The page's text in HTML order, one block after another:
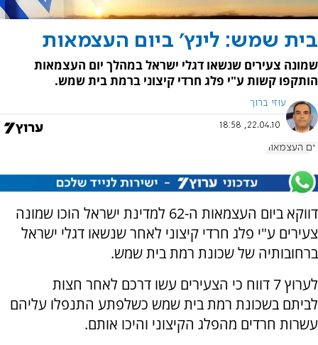
בית שמש: לינץ' ביום העצמאות
שמונה צעירים שנשאו דגלי ישראל במהלך יום העצמאות
הותקפו קשות ע"י פלג חרדי קיצוני ברמת בית שמש.
עוזי ברוך
22.04.10, 18:58
יום העצמאות
דווקא ביום העצמאות ה-62 למדינת ישראל הוכו שמונה
צעירים ע"י פלג חרדי קיצוני לאחר שנשאו דגלי ישראל
ברחובותיה של שכונת רמת בית שמש.
לערוץ 7 דווח כי הצעירים עשו דרכם לאחר חצות
לביתם בשכונת רמת בית שמש כשלפתע התנפלו עליהם
עשרות חרדים מהפלג הקיצוני והיכו אותם.